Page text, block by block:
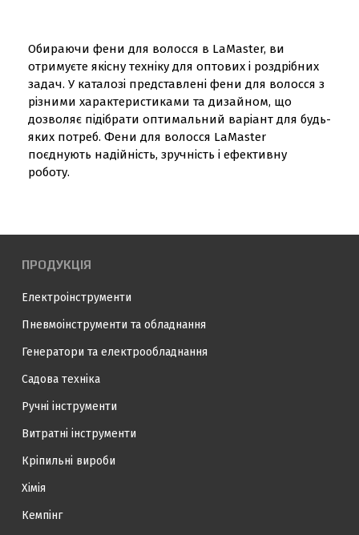
Обираючи фени для волосся в LaMaster, ви
отримуєте якісну техніку для оптових і роздрібних
задач. У каталозі представлені фени для волосся з
різними характеристиками та дизайном, що
дозволяє підібрати оптимальний варіант для будь-
яких потреб. Фени для волосся LaMaster
поєднують надійність, зручність і ефективну
роботу.
ПРОДУКЦІЯ
Електроінструменти
Пневмоінструменти та обладнання
Генератори та електрообладнання
Садова техніка
Ручні інструменти
Витратні інструменти
Кріпильні вироби
Хімія
Кемпінг